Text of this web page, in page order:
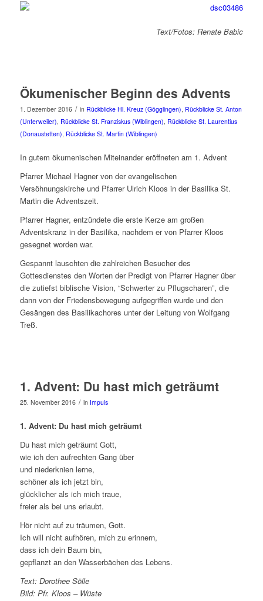
Text/Fotos: Renate Babic
Ökumenischer Beginn des Advents
1. Dezember 2016 / in Rückblicke Hl. Kreuz (Gögglingen) Rückblicke St. Anton
(Unterweiler) Rückblicke St. Franziskus (Wiblingen) Rückblicke St. Laurentius
(Donaustetten) Rückblicke St. Martin (Wiblingen)
In gutem ökumenischen Miteinander eröffneten am 1. Advent
Pfarrer Michael Hagner von der evangelischen
Versöhnungskirche und Pfarrer Ulrich Kloos in der Basilika St.
Martin die Adventszeit.
Pfarrer Hagner, entzündete die erste Kerze am großen
Adventskranz in der Basilika, nachdem er von Pfarrer Kloos
gesegnet worden war.
Gespannt lauschten die zahlreichen Besucher des
Gottesdienstes den Worten der Predigt von Pfarrer Hagner über
die zutiefst biblische Vision, “Schwerter zu Pflugscharen”, die
dann von der Friedensbewegung aufgegriffen wurde und den
Gesängen des Basilikachores unter der Leitung von Wolfgang
Treß.
1. Advent: Du hast mich geträumt
25. November 2016 / in Impuls
1. Advent: Du hast mich geträumt
Du hast mich geträumt Gott,
wie ich den aufrechten Gang über
und niederknien lerne,
schöner als ich jetzt bin,
glücklicher als ich mich traue,
freier als bei uns erlaubt.
Hör nicht auf zu träumen, Gott.
Ich will nicht aufhören, mich zu erinnern,
dass ich dein Baum bin,
gepflanzt an den Wasserbächen des Lebens.
Text: Dorothee Sölle
Bild: Pfr. Kloos – Wüste